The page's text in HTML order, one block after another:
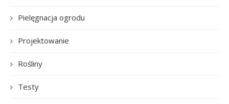
Pielęgnacja ogrodu
Projektowanie
Rośliny
Testy